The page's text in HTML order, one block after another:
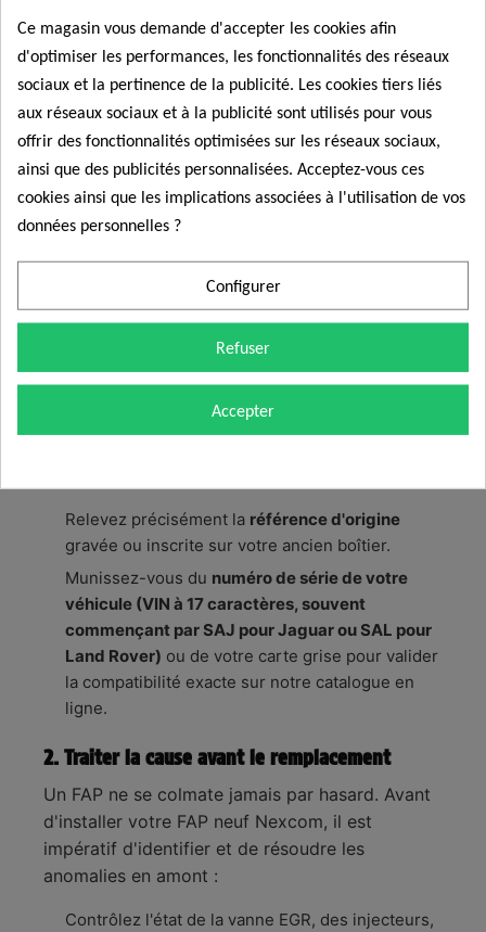
✅
Moteurs compatibles
:
2.0D / 3.0D (150 à 351
cv).
✅
Symptômes
résolus :
Voyant FAP allumé, mode dégradé,
perte de puissance ou régénération
impossible.
✅
Fonction
:
Mesure la différence de pression
avant/après FAP pour calculer son niveau
d’encrassement.
LogistiqueProduit en stock, expédition rapide,
livraison express 48h.
Pour réussir le remplacement de votrefiltre à
particules (FAP) sur votre véhicule Jaguar ou
Land Rover dans les meilleures conditions, voici
nos recommandations techniques :
1. Comment choisir la bonne référence ?
Les lignes d'échappement et les normes
antipollution (Euro 5, Euro 6) varient
considérablement selon l'année de fabrication,
(notamment les blocs 2.0 eD4/TD4/SD4
Relevez précisément la référence d'origine
gravée ou inscrite sur votre ancien boîtier.
Munissez-vous du numéro de série de votre
véhicule (VIN à 17 caractères, souvent
commençant par SAJ pour Jaguar ou SAL pour
Land Rover) ou de votre carte grise pour valider
la compatibilité exacte sur notre catalogue en
ligne.
2. Traiter la cause avant le remplacement
Un FAP ne se colmate jamais par hasard. Avant
d'installer votre FAP neuf Nexcom, il est
impératif d'identifier et de résoudre les
anomalies en amont :
Contrôlez l'état de la vanne EGR, des injecteurs,
Ce magasin vous demande d'accepter les cookies afin
d'optimiser les performances, les fonctionnalités des réseaux
sociaux et la pertinence de la publicité. Les cookies tiers liés
aux réseaux sociaux et à la publicité sont utilisés pour vous
offrir des fonctionnalités optimisées sur les réseaux sociaux,
ainsi que des publicités personnalisées. Acceptez-vous ces
cookies ainsi que les implications associées à l'utilisation de vos
données personnelles ?
Configurer
Refuser
Accepter